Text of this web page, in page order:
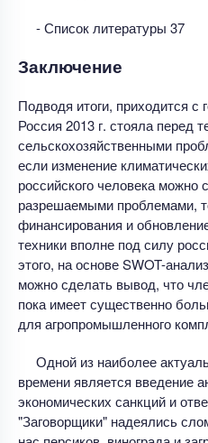
- Список литературы 37
Заключение
Подводя итоги, приходится с
Россия 2013 г. стояла перед
сельскохозяйственными
если изменение
российского человека можно
разрешаемыми проблемами,
финансирования и
техники вполне под силу
этого, на основе SWOT-
можно сделать вывод, что
пока имеет существенно
для агропромышленного
Одной из наиболее
времени является введение
экономических санкций и
"Заговорщики" надеялись